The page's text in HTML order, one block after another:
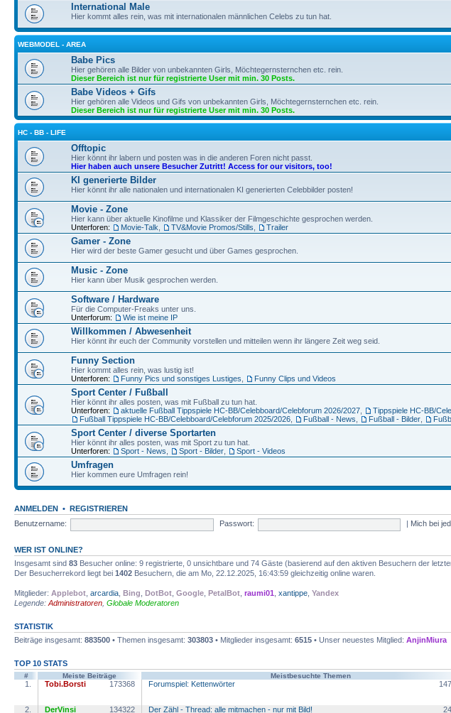
International Male
Hier kommt alles rein, was mit internationalen männlichen Celebs zu tun hat.
WEBMODEL - AREA
Babe Pics
Hier gehören alle Bilder von unbekannten Girls, Möchtegernsternchen etc. rein.
Dieser Bereich ist nur für registrierte User mit min. 30 Posts.
Babe Videos + Gifs
Hier gehören alle Videos und Gifs von unbekannten Girls, Möchtegernsternchen etc. rein.
Dieser Bereich ist nur für registrierte User mit min. 30 Posts.
HC - BB - LIFE
Offtopic
Hier könnt ihr labern und posten was in die anderen Foren nicht passt.
Hier haben auch unsere Besucher Zutritt! Access for our visitors, too!
KI generierte Bilder
Hier könnt ihr alle nationalen und internationalen KI generierten Celebbilder posten!
Movie - Zone
Hier kann über aktuelle Kinofilme und Klassiker der Filmgeschichte gesprochen werden.
Unterforen:
Movie-Talk TV&Movie Promos/Stills Trailer
Gamer - Zone
Hier wird der beste Gamer gesucht und über Games gesprochen.
Music - Zone
Hier kann über Musik gesprochen werden.
Software / Hardware
Für die Computer-Freaks unter uns.
Unterforum:
Wie ist meine IP
Willkommen / Abwesenheit
Hier könnt ihr euch der Community vorstellen und mitteilen wenn ihr längere Zeit weg seid.
Funny Section
Hier kommt alles rein, was lustig ist!
Unterforen:
Funny Pics und sonstiges Lustiges Funny Clips und Videos
Sport Center / Fußball
Hier könnt ihr alles posten, was mit Fußball zu tun hat.
Unterforen:
aktuelle Fußball Tippspiele HC-BB/Celebboard/Celebforum 2026/2027 Tippspiele HC-BB/
Fußball Tippspiele HC-BB/Celebboard/Celebforum 2025/2026
Fußball - News Fußball - Bilder
Sport Center / diverse Sportarten
Hier könnt ihr alles posten, was mit Sport zu tun hat.
Unterforen:
Sport - News Sport - Bilder Sport - Videos
Umfragen
Hier kommen eure Umfragen rein!
ANMELDEN • REGISTRIEREN
Benutzername:
Passwort: Mich bei
WER IST ONLINE?
Insgesamt sind 83 Besucher online: 9 registrierte, 0 unsichtbare und 74 Gäste (basierend auf den aktiven Besuchern der
Der Besucherrekord liegt bei 1402 Besuchern, die am Mo, 22.12.2025, 16:43:59 gleichzeitig online waren.
Mitglieder: Applebot arcardia Bing DotBot Google PetalBot raumi01 xantippe Yandex
Legende: Administratoren Globale Moderatoren
STATISTIK
Beiträge insgesamt: 883500 • Themen insgesamt: 303803 • Mitglieder insgesamt: 6515 • Unser neuestes Mitglied: AnjinMiura
TOP 10 STATS
# Meiste Beiträge Meistbesuchte Themen
1. Tobi.Borsti 173368 Forumspiel: Kettenwörter
2.
DerVinsi 134322 Der Zähl - Thread: alle mitmachen - nur mit Bild!